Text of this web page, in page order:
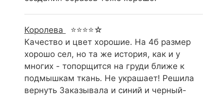
Королева
⭐⭐⭐⭐☆
Качество и цвет хорошие. На 4б размер
хорошо сел, но та же история, как и у
многих - топорщится на груди ближе к
подмышкам ткань. Не украшает! Решила
вернуть Заказывала и синий и черный-